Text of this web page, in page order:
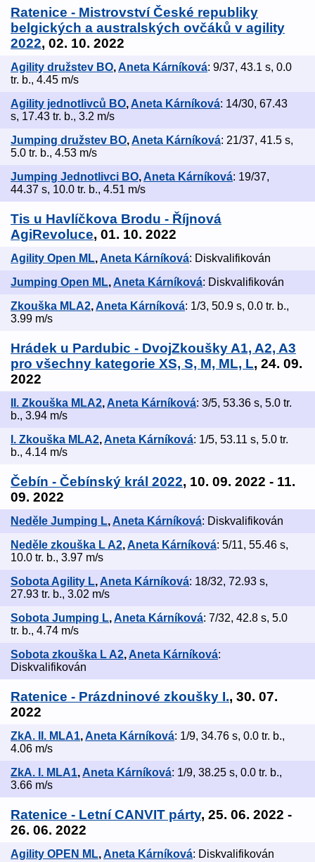
Ratenice - Mistrovství České republiky
belgických a australských ovčáků v agility
2022, 02. 10. 2022
Agility družstev BO,Aneta Kárníková: 9/37, 43.1 s, 0.0
tr. b., 4.45 m/s
Agility jednotlivců BO, Aneta Kárníková: 14/30, 67.43
s, 17.43 tr. b., 3.2 m/s
Jumping družstev BO,Aneta Kárníková: 21/37, 41.5 s,
5.0 tr. b., 4.53 m/s
Jumping Jednotlivci BO, Aneta Kárníková: 19/37,
44.37 s, 10.0 tr. b., 4.51 m/s
Tis u Havlíčkova Brodu - Říjnová
AgiRevoluce, 01. 10. 2022
Agility Open ML,Aneta Kárníková: Diskvalifikován
Jumping Open ML, Aneta Kárníková: Diskvalifikován
Zkouška MLA2,Aneta Kárníková: 1/3, 50.9 s, 0.0 tr. b.,
3.99 m/s
Hrádek u Pardubic - DvojZkoušky A1, A2, A3
pro všechny kategorie XS, S, M, ML, L, 24. 09.
2022
II. Zkouška MLA2, Aneta Kárníková: 3/5, 53.36 s, 5.0 tr.
b., 3.94 m/s
I. Zkouška MLA2,Aneta Kárníková: 1/5, 53.11 s, 5.0 tr.
b., 4.14 m/s
Čebín - Čebínský král 2022, 10. 09. 2022 - 11.
09. 2022
Neděle Jumping L, Aneta Kárníková: Diskvalifikován
Neděle zkouška L A2,Aneta Kárníková: 5/11, 55.46 s,
10.0 tr. b., 3.97 m/s
Sobota Agility L, Aneta Kárníková: 18/32, 72.93 s,
27.93 tr. b., 3.02 m/s
Sobota Jumping L,Aneta Kárníková: 7/32, 42.8 s, 5.0
tr. b., 4.74 m/s
Sobota zkouška L A2, Aneta Kárníková:
Diskvalifikován
Ratenice - Prázdninové zkoušky I., 30. 07.
2022
ZkA. II. MLA1,Aneta Kárníková: 1/9, 34.76 s, 0.0 tr. b.,
4.06 m/s
ZkA. I. MLA1, Aneta Kárníková: 1/9, 38.25 s, 0.0 tr. b.,
3.66 m/s
Ratenice - Letní CANVIT párty, 25. 06. 2022 -
26. 06. 2022
Agility OPEN ML,Aneta Kárníková: Diskvalifikován